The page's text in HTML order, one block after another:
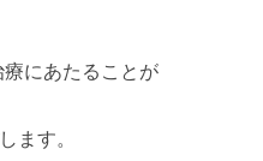
にあたることが
ます。